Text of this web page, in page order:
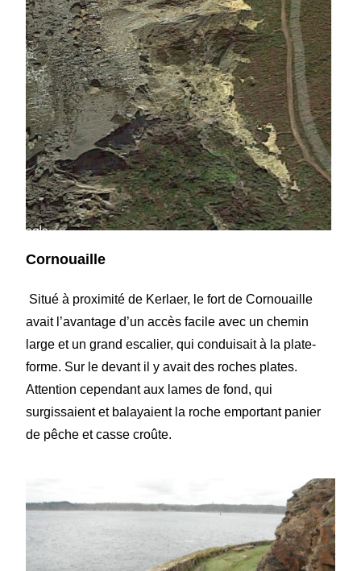
Cornouaille
Situé à proximité de Kerlaer, le fort de Cornouaille
avait l’avantage d’un accès facile avec un chemin
large et un grand escalier, qui conduisait à la plate-
forme. Sur le devant il y avait des roches plates.
Attention cependant aux lames de fond, qui
surgissaient et balayaient la roche emportant panier
de pêche et casse croûte.